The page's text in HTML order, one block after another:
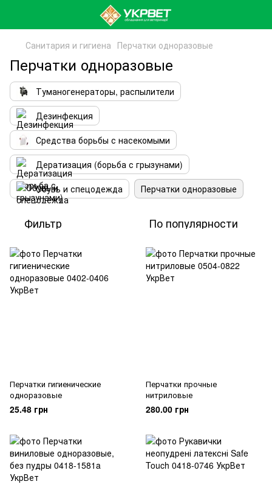
Санитария и гигиена Перчатки одноразовые
Перчатки одноразовые
Туманогенераторы, распылители
Дезинфекция
Средства борьбы с насекомыми
Дератизация (борьба с грызунами)
Обувь и спецодежда
Перчатки одноразовые
Фильтр По популярности
Перчатки гигиенические
одноразовые
25.48 грн
Перчатки прочные
нитриловые
280.00 грн